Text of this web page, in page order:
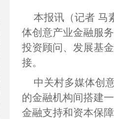
本报讯（记者 马
体创意产业金融服
投资顾问、发展基
接。
中关村多媒体创
的金融机构间搭建
金融支持和资本保